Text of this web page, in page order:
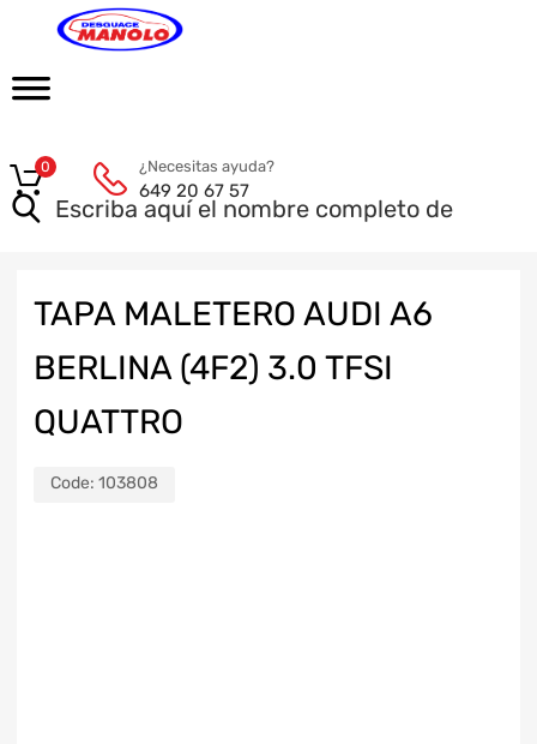
¿Necesitas ayuda?
649 20 67 57
0
TAPA MALETERO AUDI A6
BERLINA (4F2) 3.0 TFSI
QUATTRO
Code: 103808